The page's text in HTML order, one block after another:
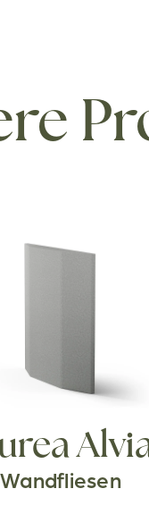
Wandfliesen